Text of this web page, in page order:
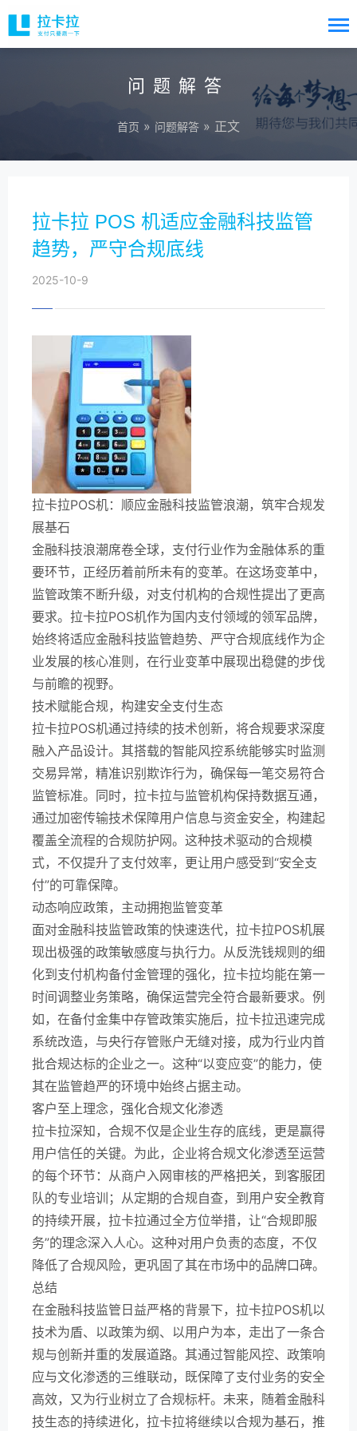
问题解答
首页 » 问题解答 » 正文
拉卡拉 POS 机适应金融科技监管
趋势，严守合规底线
2025-10-9
拉卡拉POS机：顺应金融科技监管浪潮，筑牢合规发
展基石
金融科技浪潮席卷全球，支付行业作为金融体系的重
要环节，正经历着前所未有的变革。在这场变革中，
监管政策不断升级，对支付机构的合规性提出了更高
要求。拉卡拉POS机作为国内支付领域的领军品牌，
始终将适应金融科技监管趋势、严守合规底线作为企
业发展的核心准则，在行业变革中展现出稳健的步伐
与前瞻的视野。
技术赋能合规，构建安全支付生态
拉卡拉POS机通过持续的技术创新，将合规要求深度
融入产品设计。其搭载的智能风控系统能够实时监测
交易异常，精准识别欺诈行为，确保每一笔交易符合
监管标准。同时，拉卡拉与监管机构保持数据互通，
通过加密传输技术保障用户信息与资金安全，构建起
覆盖全流程的合规防护网。这种技术驱动的合规模
式，不仅提升了支付效率，更让用户感受到“安全支
付”的可靠保障。
动态响应政策，主动拥抱监管变革
面对金融科技监管政策的快速迭代，拉卡拉POS机展
现出极强的政策敏感度与执行力。从反洗钱规则的细
化到支付机构备付金管理的强化，拉卡拉均能在第一
时间调整业务策略，确保运营完全符合最新要求。例
如，在备付金集中存管政策实施后，拉卡拉迅速完成
系统改造，与央行存管账户无缝对接，成为行业内首
批合规达标的企业之一。这种“以变应变”的能力，使
其在监管趋严的环境中始终占据主动。
客户至上理念，强化合规文化渗透
拉卡拉深知，合规不仅是企业生存的底线，更是赢得
用户信任的关键。为此，企业将合规文化渗透至运营
的每个环节：从商户入网审核的严格把关，到客服团
队的专业培训；从定期的合规自查，到用户安全教育
的持续开展，拉卡拉通过全方位举措，让“合规即服
务”的理念深入人心。这种对用户负责的态度，不仅
降低了合规风险，更巩固了其在市场中的品牌口碑。
总结
在金融科技监管日益严格的背景下，拉卡拉POS机以
技术为盾、以政策为纲、以用户为本，走出了一条合
规与创新并重的发展道路。其通过智能风控、政策响
应与文化渗透的三维联动，既保障了支付业务的安全
高效，又为行业树立了合规标杆。未来，随着金融科
技生态的持续进化，拉卡拉将继续以合规为基石，推